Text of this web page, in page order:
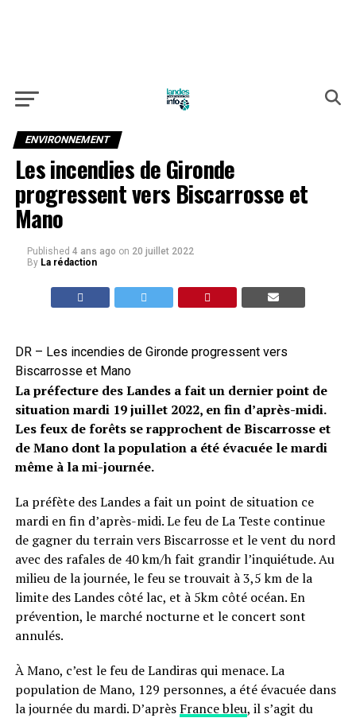
ENVIRONNEMENT
Les incendies de Gironde
progressent vers Biscarrosse et
Mano
Published 4 ans ago on 20 juillet 2022
By La rédaction
DR – Les incendies de Gironde progressent vers
Biscarrosse et Mano
La préfecture des Landes a fait un dernier point de
situation mardi 19 juillet 2022, en fin d’après-midi.
Les feux de forêts se rapprochent de Biscarrosse et
de Mano dont la population a été évacuée le mardi
même à la mi-journée.
La préfète des Landes a fait un point de situation ce
mardi en fin d’après-midi. Le feu de La Teste continue
de gagner du terrain vers Biscarrosse et le vent du nord
avec des rafales de 40 km/h fait grandir l’inquiétude. Au
milieu de la journée, le feu se trouvait à 3,5 km de la
limite des Landes côté lac, et à 5km côté océan. En
prévention, le marché nocturne et le concert sont
annulés.
À Mano, c’est le feu de Landiras qui menace. La
population de Mano, 129 personnes, a été évacuée dans
la journée du mardi. D’après France bleu, il s’agit du